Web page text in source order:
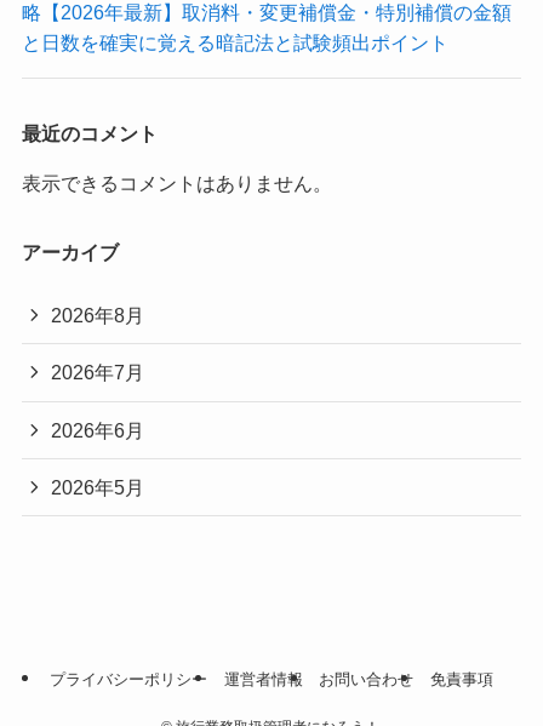
略【2026年最新】取消料・変更補償金・特別補償の金額
と日数を確実に覚える暗記法と試験頻出ポイント
最近のコメント
表示できるコメントはありません。
アーカイブ
2026年8月
2026年7月
2026年6月
2026年5月
プライバシーポリシー 運営者情報 お問い合わせ 免責事項